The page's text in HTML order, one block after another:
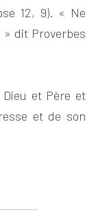
12, 9). « Ne
» dit Proverbes
et Père et
et de son